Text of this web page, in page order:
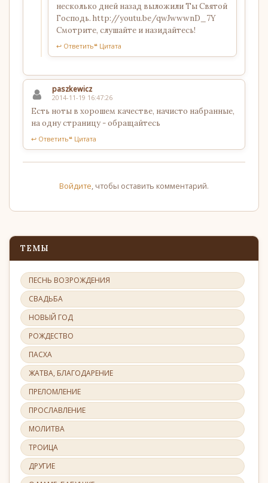
несколько дней назад выложили Ты Святой
Господь. http://youtu.be/qwJwwwnD_7Y
Смотрите, слушайте и назидайтесь!
↩ Ответить❝ Цитата
paszkewicz
2014-11-19 16:47:26
Есть ноты в хорошем качестве, начисто набранные,
на одну страницу - обращайтесь
↩ Ответить❝ Цитата
Войдите, чтобы оставить комментарий.
ТЕМЫ
ПЕСНЬ ВОЗРОЖДЕНИЯ
СВАДЬБА
НОВЫЙ ГОД
РОЖДЕСТВО
ПАСХА
ЖАТВА, БЛАГОДАРЕНИЕ
ПРЕЛОМЛЕНИЕ
ПРОСЛАВЛЕНИЕ
МОЛИТВА
ТРОИЦА
ДРУГИЕ